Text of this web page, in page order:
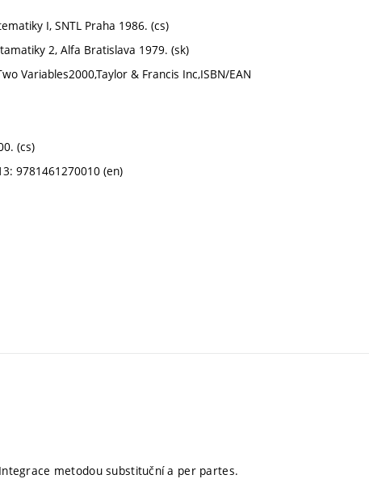
I, SNTL Praha 1986. (cs)
2, Alfa Bratislava 1979. (sk)
Variables2000,Taylor & Francis Inc,ISBN/EAN
(cs)
9781461270010 (en)
metodou substituční a per partes.